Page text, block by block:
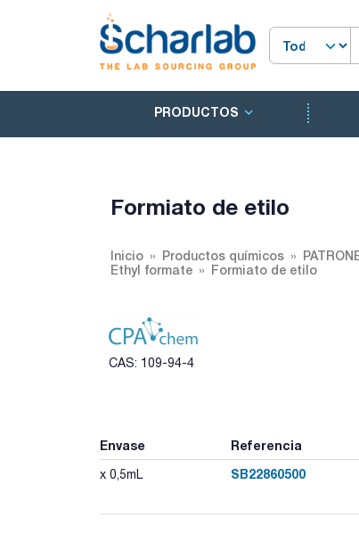
PRODUCTOS
Formiato de etilo
Inicio Productos químicos
Ethyl formate
Formiato de etilo
CAS: 109-94-4
Envase Referencia
x 0,5mL SB22860500